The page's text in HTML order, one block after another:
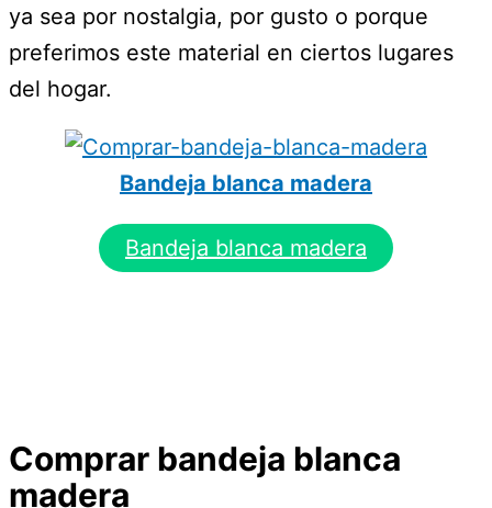
ya sea por nostalgia, por gusto o porque
preferimos este material en ciertos lugares
del hogar.
Bandeja blanca madera
Bandeja blanca madera
Comprar bandeja blanca
madera